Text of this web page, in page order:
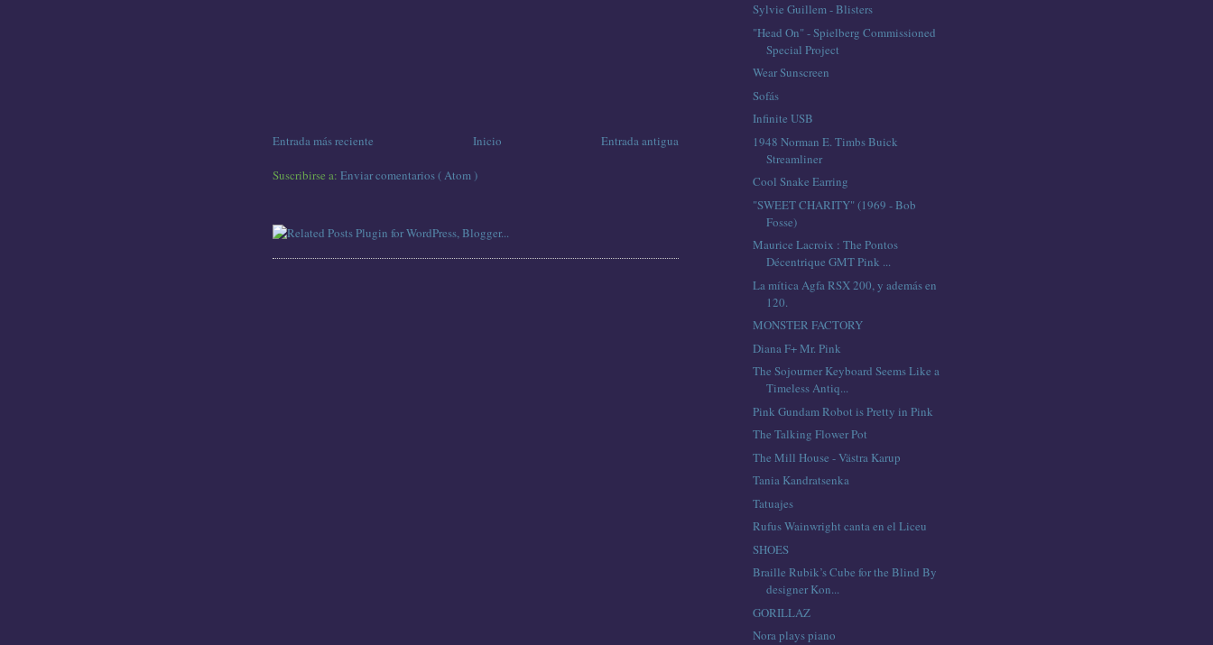
Entrada más reciente Entrada antigua
Inicio
Suscribirse a: Enviar comentarios ( Atom )
Sylvie Guillem - Blisters
"Head On" - Spielberg Commissioned
Special Project
Wear Sunscreen
Sofás
Infinite USB
1948 Norman E. Timbs Buick
Streamliner
Cool Snake Earring
"SWEET CHARITY" (1969 - Bob
Fosse)
Maurice Lacroix : The Pontos
Décentrique GMT Pink ...
La mítica Agfa RSX 200, y además en
120.
MONSTER FACTORY
Diana F+ Mr. Pink
The Sojourner Keyboard Seems Like a
Timeless Antiq...
Pink Gundam Robot is Pretty in Pink
The Talking Flower Pot
The Mill House - Västra Karup
Tania Kandratsenka
Tatuajes
Rufus Wainwright canta en el Liceu
SHOES
Braille Rubik’s Cube for the Blind By
designer Kon...
GORILLAZ
Nora plays piano